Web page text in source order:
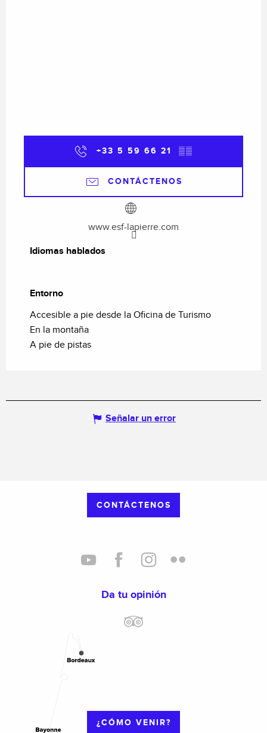
+33 5 59 66 21 ▒▒
CONTÁCTENOS
www.esf-lapierre.com
Idiomas hablados
Idiomas hablados
Entorno
Entorno
Accesible a pie desde la Oficina de Turismo
En la montaña
A pie de pistas
Señalar un error
CONTÁCTENOS
Da tu opinión
¿CÓMO VENIR?